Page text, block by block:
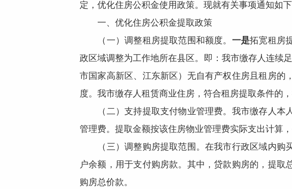
定，优化住房公积金使用政策。现就有关事项通知如下
一、优化住房公积金提取政策
（一）调整租房提取范围和额度。 一是拓宽租房
政区域调整为工作地所在县区。即：我市缴存人连续
市国家高新区、江东新区）无自有产权住房且租房
度。我市缴存人租赁商业住房，符合租房提取条件的
（二）支持提取支付物业管理费。我市缴存人本
管理费。提取金额按该住房物业管理费实际支出计算
（三）调整购房提取范围。在我市行政区域内购
户余额，用于支付购房款。其中，贷款购房的，提
购房总价款。